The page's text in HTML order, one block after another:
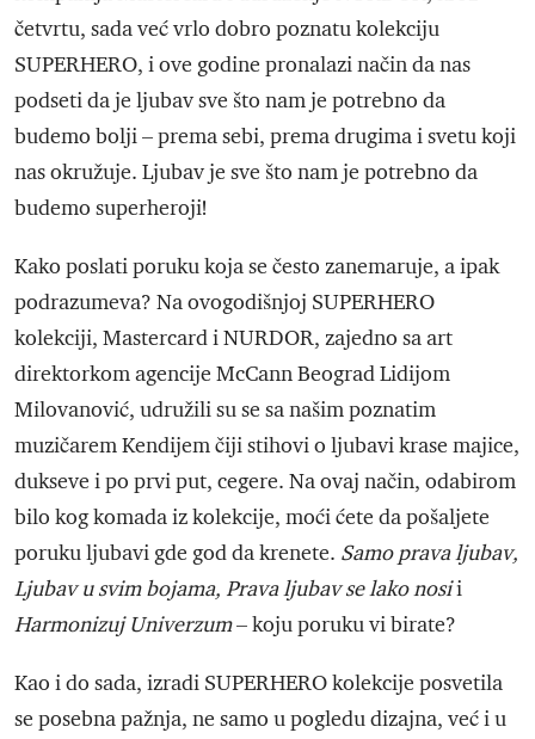
četvrtu, sada već vrlo dobro poznatu kolekciju
SUPERHERO, i ove godine pronalazi način da nas
podseti da je ljubav sve što nam je potrebno da
budemo bolji – prema sebi, prema drugima i svetu koji
nas okružuje. Ljubav je sve što nam je potrebno da
budemo superheroji!
Kako poslati poruku koja se često zanemaruje, a ipak
podrazumeva? Na ovogodišnjoj SUPERHERO
kolekciji, Mastercard i NURDOR, zajedno sa art
direktorkom agencije McCann Beograd Lidijom
Milovanović, udružili su se sa našim poznatim
muzičarem Kendijem čiji stihovi o ljubavi krase majice,
dukseve i po prvi put, cegere. Na ovaj način, odabirom
bilo kog komada iz kolekcije, moći ćete da pošaljete
poruku ljubavi gde god da krenete. Samo prava ljubav,
Ljubav u svim bojama, Prava ljubav se lako nosii
Harmonizuj Univerzum– koju poruku vi birate?
Kao i do sada, izradi SUPERHERO kolekcije posvetila
se posebna pažnja, ne samo u pogledu dizajna, već i u